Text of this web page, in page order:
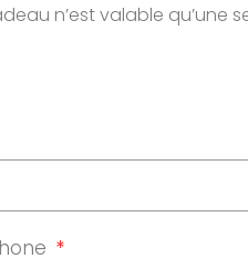
n’est valable qu’une